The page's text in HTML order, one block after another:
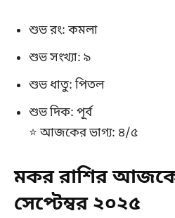
শুভ রং: কমলা
শুভ সংখ্যা: ৯
শুভ ধাতু: পিতল
শুভ দিক: পূর্ব
⭐ আজকের ভাগ্য: ৪/৫
মকর রাশির
সেপ্টেম্বর ২০২৫